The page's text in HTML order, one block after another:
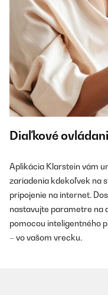
Diaľkové
Aplikácia Klarstein vám
zariadenia kdekoľvek na
pripojenie na internet.
nastavujte parametre na
pomocou inteligentného
– vo vašom vrecku.